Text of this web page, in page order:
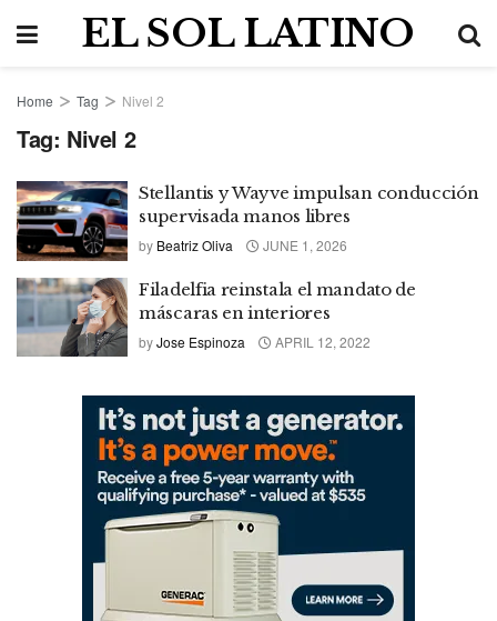
EL SOL LATINO
Home Tag Nivel 2
Tag: Nivel 2
Stellantis y Wayve impulsan conducción
supervisada manos libres
by Beatriz Oliva JUNE 1, 2026
Filadelfia reinstala el mandato de
máscaras en interiores
byJose Espinoza APRIL 12, 2022